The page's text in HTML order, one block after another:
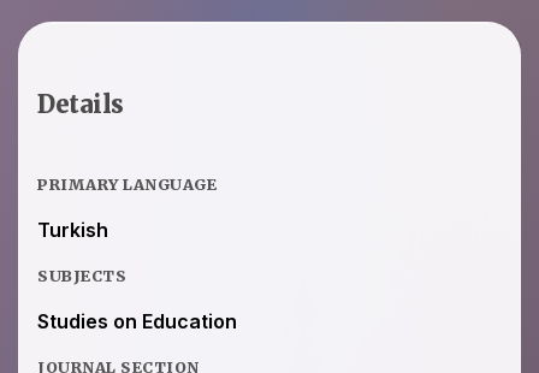
Details
PRIMARY LANGUAGE
Turkish
SUBJECTS
Studies on Education
JOURNAL SECTION